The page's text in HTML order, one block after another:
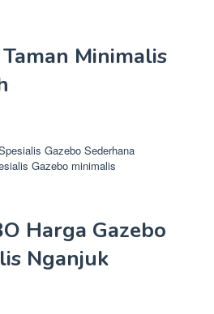
Minimalis
Gazebo minimalis
Harga Gazebo
Nganjuk